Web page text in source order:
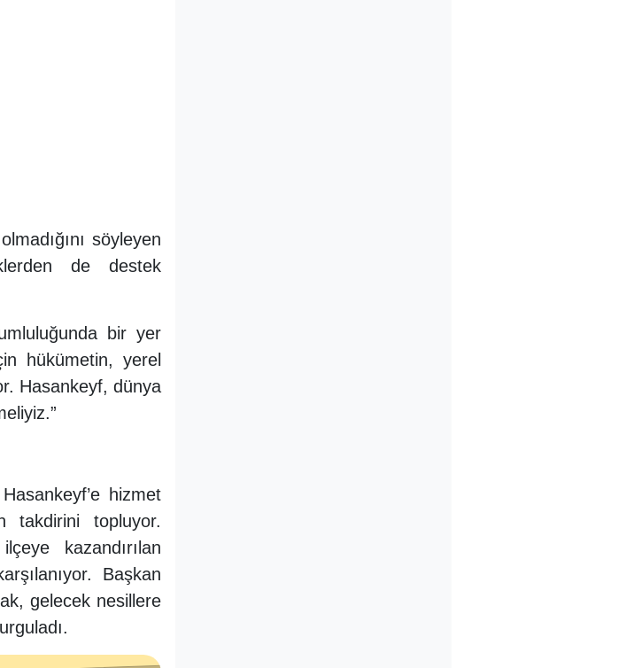
söyleyen
de destek
bir yer
hükümetin, yerel
Hasankeyf, dünya
hizmet
takdirini topluyor.
kazandırılan
Başkan
gelecek nesillere